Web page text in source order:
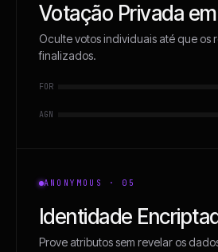
Votação Privada
Oculte votos individuais até que os
finalizados.
FOR
AGN
ANONYMOUS · 05
Identidade
Prove atributos sem revelar os